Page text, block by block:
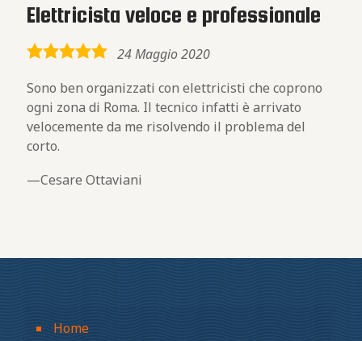
Elettricista veloce e professionale
5,0
24 Maggio 2020
Sono ben organizzati con elettricisti che coprono
ogni zona di Roma. Il tecnico infatti è arrivato
velocemente da me risolvendo il problema del
corto.
Cesare Ottaviani
Home